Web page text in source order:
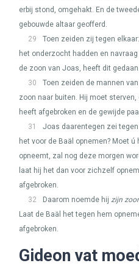
erbij stond, omgehakt. En de
gebouwde altaar geofferd.
29
Toen zeiden zij tegen
het onderzocht hadden en
de zoon van Joas, heeft dit gedaan.
30
Toen zeiden de mannen
zoon naar buiten. Hij moet
heeft afgebroken en de gewijde
31
Joas daarentegen zei
het voor de Baäl opnemen? Moet
opneemt, zal nog deze morgen
laat hij het dan voor zichzelf
afgebroken.
32
Daarom noemde hij zijn
Laat de Baäl het tegen hem
afgebroken.
Gideon vat